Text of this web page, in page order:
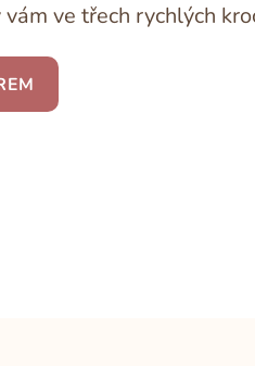
ve třech rychlých